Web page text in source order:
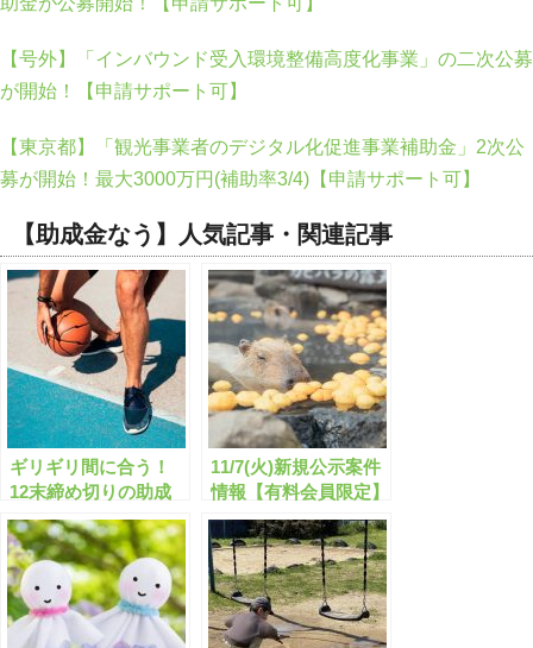
【号外】「インバウンド受入環境整備高度化事業」の二次公募
が開始！【申請サポート可】
【東京都】「観光事業者のデジタル化促進事業補助金」2次公
募が開始！最大3000万円(補助率3/4)【申請サポート可】
【助成金なう】人気記事・関連記事
ギリギリ間に合う！
12末締め切りの助成
金・補助金「全817
件」はこちら！【有料
会員限定】
11/7(火)新規公示案件
情報【有料会員限定】